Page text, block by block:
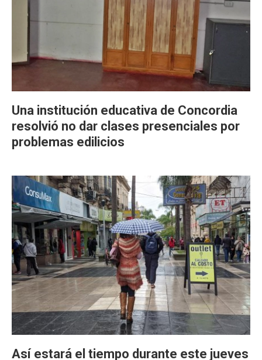
Una institución educativa de Concordia
resolvió no dar clases presenciales por
problemas edilicios
Así estará el tiempo durante este jueves